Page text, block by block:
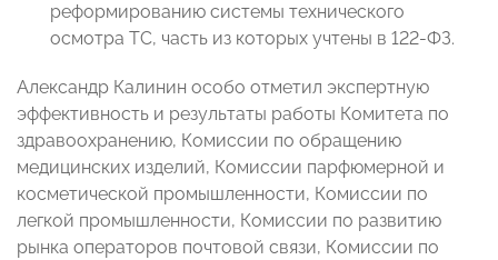
реформированию системы технического
осмотра ТС, часть из которых учтены в 122-ФЗ.
Александр Калинин особо отметил экспертную
эффективность и результаты работы Комитета по
здравоохранению, Комиссии по обращению
медицинских изделий, Комиссии парфюмерной и
косметической промышленности, Комиссии по
легкой промышленности, Комиссии по развитию
рынка операторов почтовой связи, Комиссии по